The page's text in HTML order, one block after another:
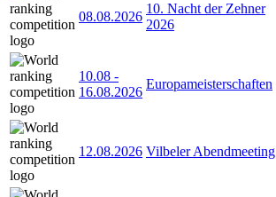
08.08.2026
10. Nacht der Zehner
2026
10.08 -
16.08.2026
Europameisterschaften
12.08.2026 Vilbeler Abendmeeting